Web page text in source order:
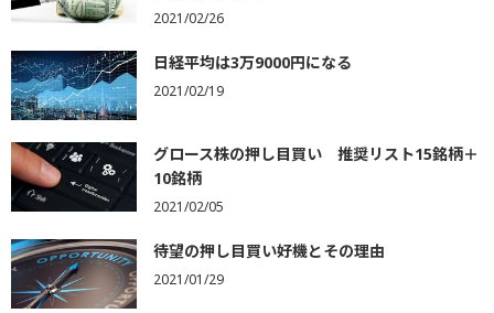
2021/02/26
日経平均は3万9000円になる
2021/02/19
グロース株の押し目買い 推奨リスト15銘柄＋
10銘柄
2021/02/05
待望の押し目買い好機とその理由
2021/01/29